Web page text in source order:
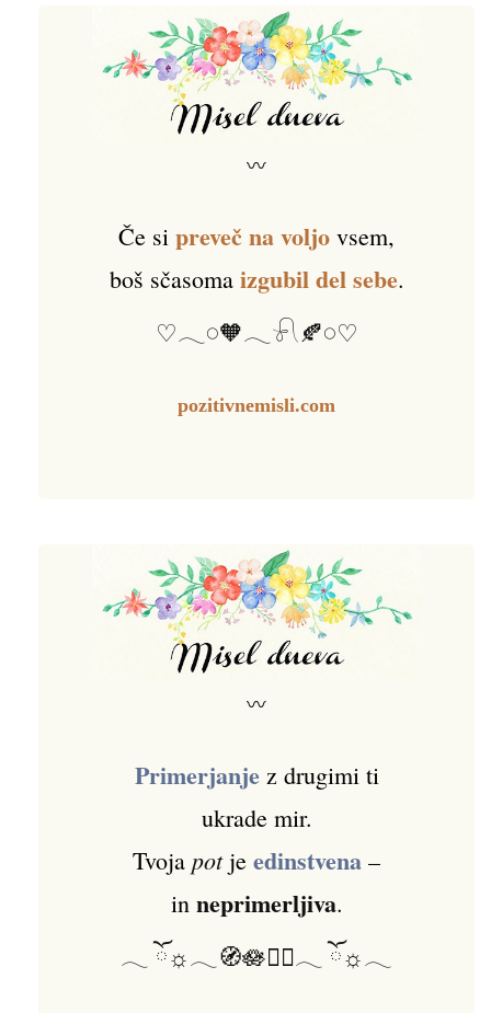
〰
Če si preveč na voljo vsem,
boš sčasoma izgubil del sebe.
♡𓂃𓏸🧡𓂃𓍯🍂𓏸♡
pozitivnemisli.com
〰
Primerjanjez drugimi ti
ukrade mir.
Tvoja potje edinstvena –
in neprimerljiva.
𓂃 ོ☼𓂃🧭🪷🚶‍♀️𓂃 ོ☼𓂃